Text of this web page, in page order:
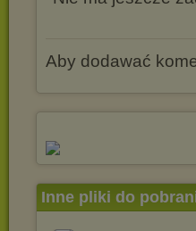
Aby dodawać
Inne pliki do